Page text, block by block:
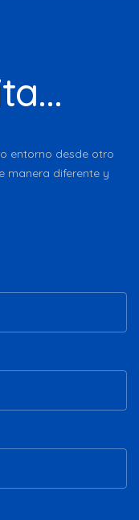
entorno desde otro
manera diferente y